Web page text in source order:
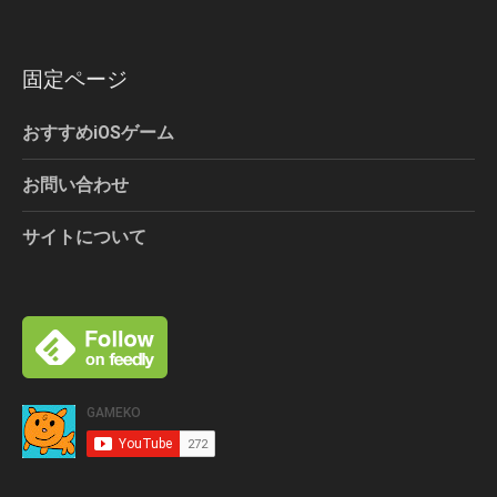
固定ページ
おすすめiOSゲーム
お問い合わせ
サイトについて